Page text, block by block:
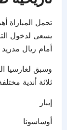
تحمل المباراة
يسعى لدخول
أمام ريال
وسبق لغارسيا
ثلاثة أندية
إيبار
أوساسونا